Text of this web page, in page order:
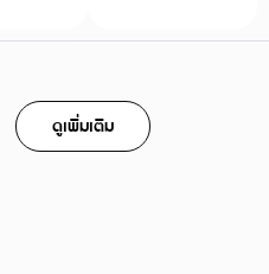
ดูเพิ่มเติม